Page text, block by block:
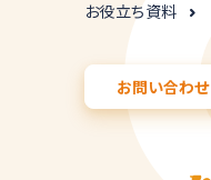
お役立ち資料
お問い合わせ